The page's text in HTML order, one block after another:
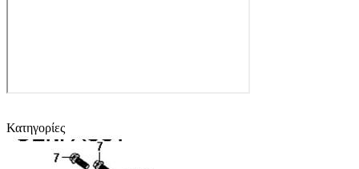
Κατηγορίες